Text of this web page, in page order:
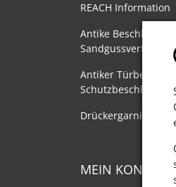
REACH Information
Antike Beschläge -
Sandgussverfahren
Antiker Türbeschlag
Schutzbeschlag/
Drückergarnituren
MEIN KONTO